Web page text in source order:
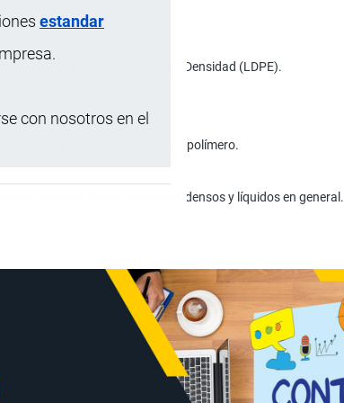
estandar
con nosotros en el
(HDPE) y Polietileno de Baja Densidad (LDPE).
y Polipropileno (PP) Copolímero.
de agua, aceite, alimentos densos y líquidos en general.